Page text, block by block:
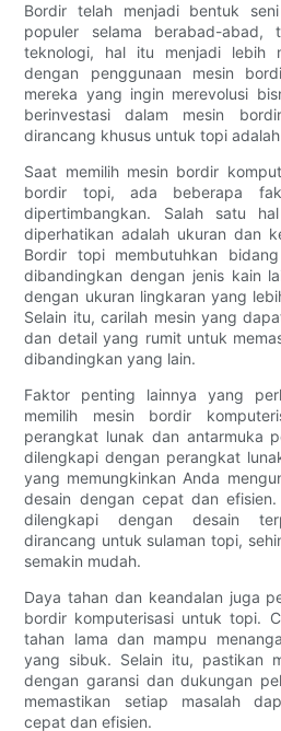
Bordir telah menjadi bentuk
populer selama berabad-abad,
teknologi, hal itu menjadi lebih
dengan penggunaan mesin
mereka yang ingin merevolusi
berinvestasi dalam mesin
dirancang khusus untuk topi
Saat memilih mesin bordir
bordir topi, ada beberapa
dipertimbangkan. Salah satu
diperhatikan adalah ukuran dan
Bordir topi membutuhkan
dibandingkan dengan jenis kain
dengan ukuran lingkaran yang
Selain itu, carilah mesin yang
dan detail yang rumit untuk
dibandingkan yang lain.
Faktor penting lainnya yang
memilih mesin bordir
perangkat lunak dan antarmuka
dilengkapi dengan perangkat
yang memungkinkan Anda
desain dengan cepat dan
dilengkapi dengan desain
dirancang untuk sulaman topi,
semakin mudah.
Daya tahan dan keandalan juga
bordir komputerisasi untuk topi.
tahan lama dan mampu
yang sibuk. Selain itu, pastikan
dengan garansi dan dukungan
memastikan setiap masalah
cepat dan efisien.